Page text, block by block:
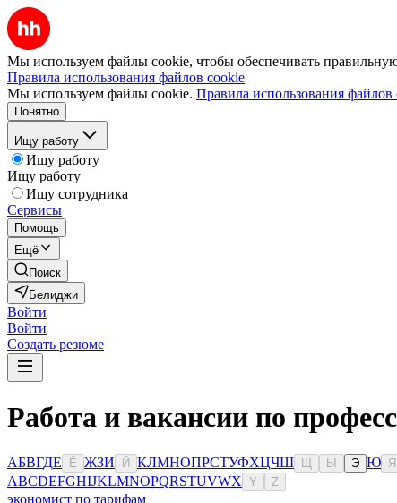
Мы используем файлы cookie, чтобы обеспечивать
Правила использования файлов cookie
Мы используем файлы cookie. Правила использования файлов
Понятно
Ищу работу
Ищу работу
Ищу работу
Ищу сотрудника
Сервисы
Помощь
Ещё
Поиск
Белиджи
Войти
Войти
Создать резюме
Работа и вакансии по
АБВГДЕ Ё ЖЗИ Й КЛМНОПРСТУФХЦЧШ Ы Э Ю Я
ABCDEFGHIJKLMNOPQRSTUVWX Y Z
экономист по тарифам